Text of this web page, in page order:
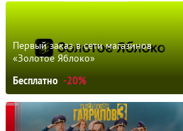
Первый заказ в сети магазинов
«Золотое Яблоко»
Бесплатно -20%